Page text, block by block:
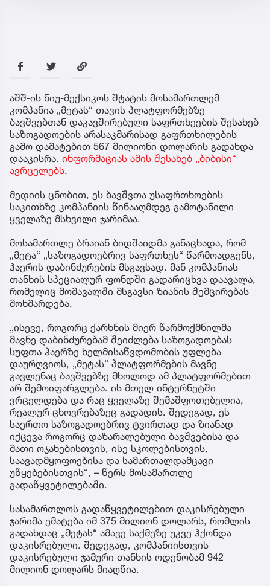
აშშ-ის ნიუ-მექსიკოს შტატის მოსამართლემ
კომპანია „მეტას“ თავის პლატფორმებზე
ბავშვებთან დაკავშირებული საფრთხეების შესახებ
საზოგადოების არასაკმარისად გაფრთხილების
გამო დამატებით 567 მილიონი დოლარის გადახდა
დააკისრა. ინფორმაციას ამის შესახებ „ბიბისი“
ავრცელებს.
მედიის ცნობით, ეს ბავშვთა უსაფრთხოების
საკითხზე კომპანიის წინააღმდეგ გამოტანილი
ყველაზე მსხვილი ჯარიმაა.
მოსამართლე ბრაიან ბიდშაიდმა განაცხადა, რომ
„მეტა“ „საზოგადოებრივ საფრთხეს“ წარმოადგენს,
ჰაერის დაბინძურების მსგავსად. მან კომპანიას
თანხის სპეციალურ ფონდში გადარიცხვა დაავალა,
რომელიც მომავალში მსგავსი ზიანის შემცირებას
მოხმარდება.
„ისევე, როგორც ქარხნის მიერ წარმოქმნილმა
მავნე დაბინძურებამ შეიძლება საზოგადოებას
სუფთა ჰაერზე ხელმისაწვდომობის უფლება
დაურღვიოს, „მეტას“ პლატფორმების მავნე
გავლენაც ბავშვებზე მხოლოდ ამ პლატფორმებით
არ შემოიფარგლება. ის მთელ ინტერნეტში
ვრცელდება და რაც ყველაზე შემაშფოთებელია,
რეალურ ცხოვრებაზეც გადადის. შედეგად, ეს
საერთო საზოგადოებრივ ტვირთად და ზიანად
იქცევა როგორც დაზარალებული ბავშვებისა და
მათი ოჯახებისთვის, ისე სკოლებისთვის,
საავადმყოფოებისა და სამართალდამცავი
უწყებებისთვის“, – წერს მოსამართლე
გადაწყვეტილებაში.
სასამართლოს გადაწყვეტილებით დაკისრებული
ჯარიმა ემატება იმ 375 მილიონ დოლარს, რომლის
გადახდაც „მეტას“ ამავე საქმეზე უკვე ჰქონდა
დაკისრებული. შედეგად, კომპანიისთვის
დაკისრებული ჯამური თანხის ოდენობამ 942
მილიონ დოლარს მიაღწია.